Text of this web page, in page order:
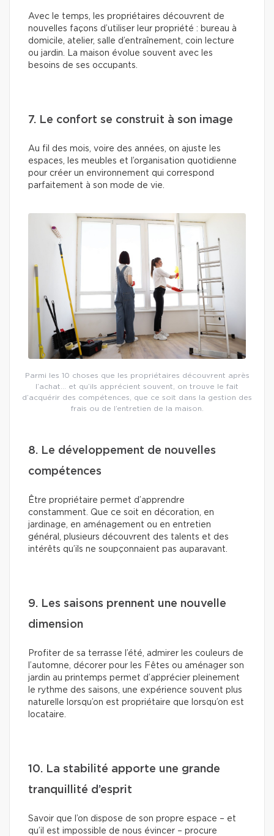
Avec le temps, les propriétaires découvrent de
nouvelles façons d’utiliser leur propriété : bureau à
domicile, atelier, salle d’entraînement, coin lecture
ou jardin. La maison évolue souvent avec les
besoins de ses occupants.
7. Le confort se construit à son image
Au fil des mois, voire des années, on ajuste les
espaces, les meubles et l’organisation quotidienne
pour créer un environnement qui correspond
parfaitement à son mode de vie.
Parmi les 10 choses que les propriétaires découvrent après
l’achat… et qu’ils apprécient souvent, on trouve le fait
d’acquérir des compétences, que ce soit dans la gestion des
frais ou de l’entretien de la maison.
8. Le développement de nouvelles
compétences
Être propriétaire permet d’apprendre
constamment. Que ce soit en décoration, en
jardinage, en aménagement ou en entretien
général, plusieurs découvrent des talents et des
intérêts qu’ils ne soupçonnaient pas auparavant.
9. Les saisons prennent une nouvelle
dimension
Profiter de sa terrasse l’été, admirer les couleurs de
l’automne, décorer pour les Fêtes ou aménager son
jardin au printemps permet d’apprécier pleinement
le rythme des saisons, une expérience souvent plus
naturelle lorsqu’on est propriétaire que lorsqu’on est
locataire.
10. La stabilité apporte une grande
tranquillité d’esprit
Savoir que l’on dispose de son propre espace – et
qu’il est impossible de nous évincer – procure